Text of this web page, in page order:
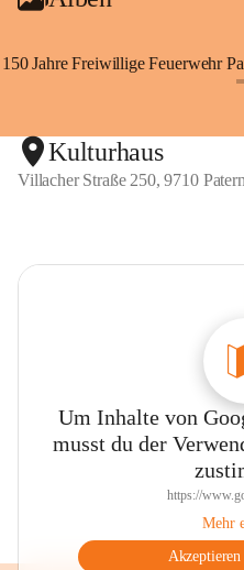
Kulturhaus
Villacher Straße 250, 9710
Um Inhalte von
musst du der
https://
Mehr
Akzeptieren